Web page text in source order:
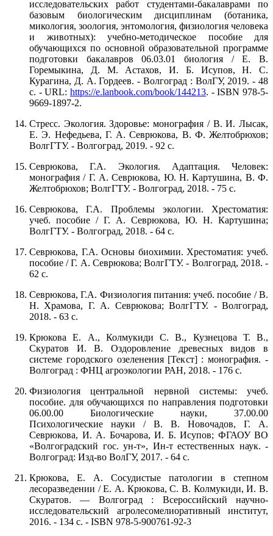
исследовательских работ студентами-бакалаврами по
базовым биологическим дисциплинам (ботаника,
микология, зоология, энтомология, физиология человека
и животных): учебно-методическое пособие для
обучающихся по основной образовательной программе
подготовки бакалавров 06.03.01 биология / Е. В.
Горемыкина, Д. М. Астахов, И. Б. Исупов, Н. С.
Курагина, Д. А. Гордеев. - Волгоград : ВолГУ, 2019. - 48
с. - URL: https://e.lanbook.com/book/144213. - ISBN 978-5-
9669-1897-2.
Стресс. Экология. Здоровье: монография / В. И. Лысак,
Е. Э. Нефедьева, Г. А. Севрюкова, В. Ф. Желтобрюхов;
ВолгГТУ. - Волгоград, 2019. - 92 с.
Севрюкова, Г.А. Экология. Адаптация. Человек:
монография / Г. А. Севрюкова, Ю. Н. Картушина, В. Ф.
Желтобрюхов; ВолгГТУ. - Волгоград, 2018. - 75 с.
Севрюкова, Г.А. Проблемы экологии. Хрестоматия:
учеб. пособие / Г. А. Севрюкова, Ю. Н. Картушина;
ВолгГТУ. - Волгоград, 2018. - 64 с.
Севрюкова, Г.А. Основы биохимии. Хрестоматия: учеб.
пособие / Г. А. Севрюкова; ВолгГТУ. - Волгоград, 2018. -
62 с.
Севрюкова, Г.А. Физиология питания: учеб. пособие / В.
Н. Храмова, Г. А. Севрюкова; ВолгГТУ. - Волгоград,
2018. - 63 с.
Крюкова Е. А., Колмукиди С. В., Кузнецова Т. В.,
Скуратов И. В. Оздоровление древесных видов в
системе городского озеленения [Текст] : монография. -
Волгоград : ФНЦ агроэкологии РАН, 2018. - 176 с.
Физиология центральной нервной системы: учеб.
пособие. для обучающихся по направления подготовки
06.00.00 Биологические науки, 37.00.00
Психологические науки / В. В. Новочадов, Г. А.
Севрюкова, И. А. Бочарова, И. Б. Исупов; ФГАОУ ВО
«Волгоградский гос. ун-т», Ин-т естественных наук. -
Волгоград: Изд-во ВолГУ, 2017. - 64 с.
Крюкова, Е. А. Сосудистые патологии в степном
лесоразведении / Е. А. Крюкова, С. В. Колмукиди, И. В.
Скуратов. — Волгоград : Всероссийский научно-
исследовательский агролесомелиоративный институт,
2016. - 134 c. - ISBN 978-5-900761-92-3